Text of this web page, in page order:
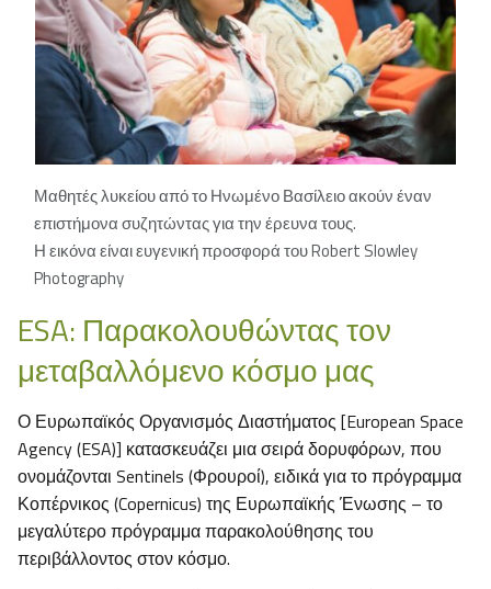
Μαθητές λυκείου από το Ηνωμένο Βασίλειο ακούν έναν
επιστήμονα συζητώντας για την έρευνα τους.
Η εικόνα είναι ευγενική προσφορά του Robert Slowley
Photography
ESA: Παρακολουθώντας τον
μεταβαλλόμενο κόσμο μας
Ο Ευρωπαϊκός Οργανισμός Διαστήματος [European Space
Agency (ESA)] κατασκευάζει μια σειρά δορυφόρων, που
ονομάζονται Sentinels (Φρουροί), ειδικά για το πρόγραμμα
Κοπέρνικος (Copernicus) της Ευρωπαϊκής Ένωσης – το
μεγαλύτερο πρόγραμμα παρακολούθησης του
περιβάλλοντος στον κόσμο.